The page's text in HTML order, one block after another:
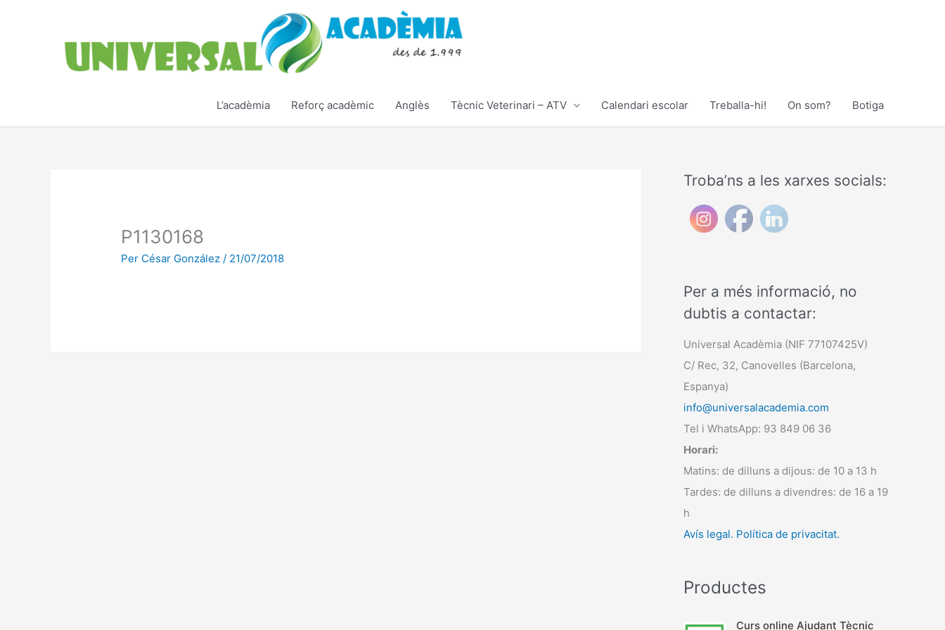
L’acadèmia Reforç acadèmic Anglès Tècnic Veterinari – ATV Calendari escolar Treballa-hi! On som? Botiga
P1130168
Per César González/ 21/07/2018
Troba’ns a les xarxes socials:
Per a més informació, no
dubtis a contactar:
Universal Acadèmia (NIF 77107425V)
C/ Rec, 32, Canovelles (Barcelona,
Espanya)
info@universalacademia.com
Tel i WhatsApp: 93 849 06 36
Horari:
Matins: de dilluns a dijous: de 10 a 13 h
Tardes: de dilluns a divendres: de 16 a 19
h
Avís legal. Política de privacitat.
Productes
Curs online Ajudant Tècnic